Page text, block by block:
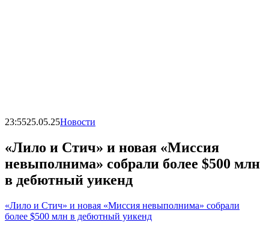
23:5525.05.25Новости
«Лило и Стич» и новая «Миссия
невыполнима» собрали более $500 млн
в дебютный уикенд
«Лило и Стич» и новая «Миссия невыполнима» собрали
более $500 млн в дебютный уикенд